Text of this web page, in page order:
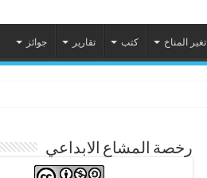
تغير المناخ كتب تقارير جوائز
رخصة المشاع الابداعي